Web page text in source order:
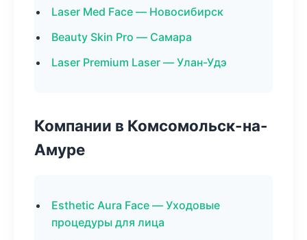
Laser Med Face — Новосибирск
Beauty Skin Pro — Самара
Laser Premium Laser — Улан-Удэ
Компании в Комсомольск-на-
Амуре
Esthetic Aura Face — Уходовые
процедуры для лица